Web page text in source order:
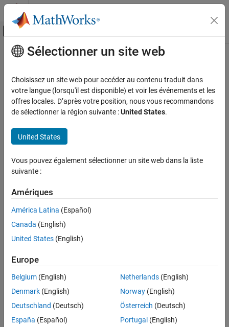
Passer au contenu
Activer/désactiver l'affichage du menu
Accueil de la documentation
Polyspace Bug Finder
Reviewing and Reporting Results
Polyspace Bug Finder Results
Coding Standards
MISRA C:2023 Directives and Rules
ON THIS PAGE
Check Information
Version History
Contenu principal
MISRA C:2023 Rule 21.8
The Standard Library termination functions of<stdlib.h>shall
not be used
Since R2024a
Description
not be used.
Using these functions can cause undefined and implementation-
defined behaviors.
Polyspace Implementation
functions that are defined in
If these functions are user-defined, Polyspace does not flag them.
Troubleshooting
If you expect a rule violation but do not see it, refer to
Sélectionner un site web
Choisissez un site web pour accéder au contenu traduit dans
votre langue (lorsqu'il est disponible) et voir les événements et les
offres locales. D’après votre position, nous vous recommandons
de sélectionner la région suivante :United States.
United States
Vous pouvez également sélectionner un site web dans la liste
suivante :
Amériques
América Latina (Español)
Canada (English)
United States (English)
Europe
Belgium (English)
Denmark (English)
Deutschland (Deutsch)
España (Español)
Netherlands(English)
Norway(English)
Österreich (Deutsch)
Portugal (English)